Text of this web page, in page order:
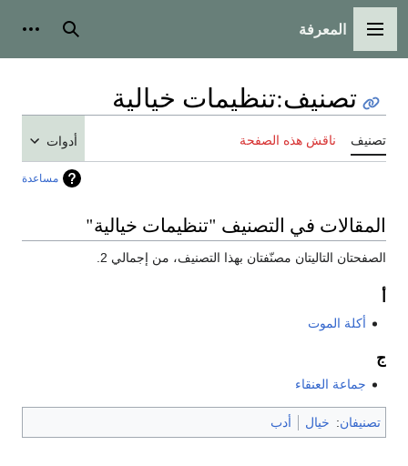
القائمة الرئيسية
المعرفة بحث
تصنيف:تنظيمات خيالية
تصنيف ناقش هذه الصفحة أدوات
مساعدة
المقالات في التصنيف "تنظيمات خيالية"
الصفحتان التاليتان مصنّفتان بهذا التصنيف، من إجمالي 2.
أكلة الموت
ج
جماعة العنقاء
تصنيفان: خيال أدب